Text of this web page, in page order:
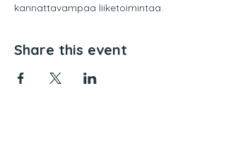
kannattavampaa liiketoimintaa.
Share this event